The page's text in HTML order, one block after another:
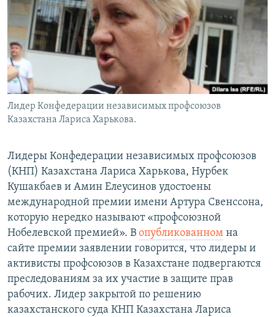
Лидер Конфедерации независимых профсоюзов
Казахстана Лариса Харькова.
Лидеры Конфедерации независимых профсоюзов
(КНП) Казахстана Лариса Харькова, Нурбек
Кушакбаев и Амин Елеусинов удостоены
международной премии имени Артура Свенссона,
которую нередко называют «профсоюзной
Нобелевской премией». В опубликованном на
сайте премии заявлении говорится, что лидеры и
активисты профсоюзов в Казахстане подвергаются
преследованиям за их участие в защите прав
рабочих. Лидер закрытой по решению
казахстанского суда КНП Казахстана Лариса